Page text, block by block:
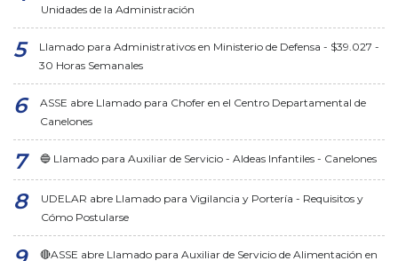
Unidades de la Administración
Llamado para Administrativos en Ministerio de Defensa - $39.027 -
30 Horas Semanales
ASSE abre Llamado para Chofer en el Centro Departamental de
Canelones
🔵 Llamado para Auxiliar de Servicio - Aldeas Infantiles - Canelones
UDELAR abre Llamado para Vigilancia y Portería - Requisitos y
Cómo Postularse
🔴ASSE abre Llamado para Auxiliar de Servicio de Alimentación en